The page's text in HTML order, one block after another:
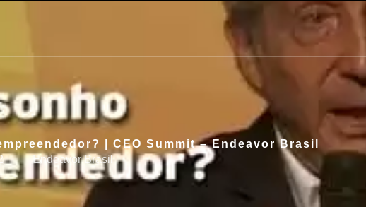
| CEO Summit – Endeavor Brasil
Endeavor Brasil